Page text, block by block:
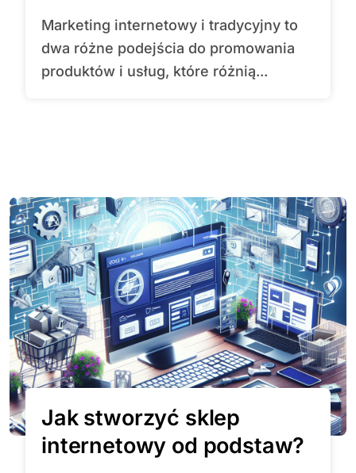
Marketing internetowy i tradycyjny to
dwa różne podejścia do promowania
produktów i usług, które różnią...
Jak stworzyć sklep
internetowy od podstaw?